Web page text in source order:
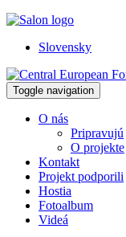
Slovensky
Toggle navigation
O nás
Pripravujú
O projekte
Kontakt
Projekt podporili
Hostia
Fotoalbum
Videá